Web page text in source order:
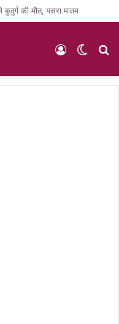
की मौत, पसरा मातम
Switch
Log